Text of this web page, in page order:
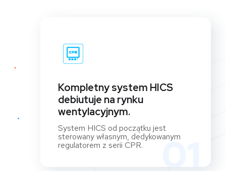
01
Kompletny system HICS
debiutuje na rynku
wentylacyjnym.
System HICS od początku jest
sterowany własnym, dedykowanym
regulatorem z serii CPR.